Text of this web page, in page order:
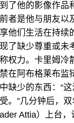
了他的影像作品
者是他与朋友以
他们生活在持续
了缺少尊重或未
权力。卡里姆冷
在阿布格莱布监
缺少的东西：“
。”几分钟后，
Attia）上台